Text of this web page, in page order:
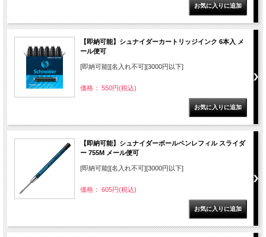
【即納可能】シュナイダーカートリッジインク 6本入 メ
ール便可
[即納可能][名入れ不可][3000円以下]
価格： 550円(税込)
【即納可能】シュナイダーボールペンレフィル スライダ
ー 755M メール便可
[即納可能][名入れ不可][3000円以下]
価格： 605円(税込)